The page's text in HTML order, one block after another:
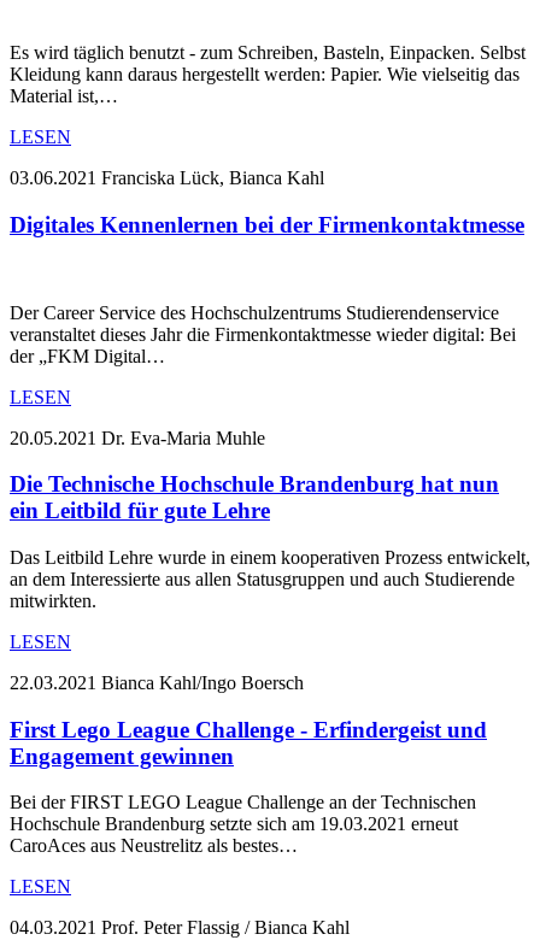
Es wird täglich benutzt - zum Schreiben, Basteln, Einpacken. Selbst
Kleidung kann daraus hergestellt werden: Papier. Wie vielseitig das
Material ist,…
LESEN
03.06.2021 Franciska Lück, Bianca Kahl
Digitales Kennenlernen bei der Firmenkontaktmesse
Der Career Service des Hochschulzentrums Studierendenservice
veranstaltet dieses Jahr die Firmenkontaktmesse wieder digital: Bei
der „FKM Digital…
LESEN
20.05.2021 Dr. Eva-Maria Muhle
Die Technische Hochschule Brandenburg hat nun
ein Leitbild für gute Lehre
Das Leitbild Lehre wurde in einem kooperativen Prozess entwickelt,
an dem Interessierte aus allen Statusgruppen und auch Studierende
mitwirkten.
LESEN
22.03.2021 Bianca Kahl/Ingo Boersch
First Lego League Challenge - Erfindergeist und
Engagement gewinnen
Bei der FIRST LEGO League Challenge an der Technischen
Hochschule Brandenburg setzte sich am 19.03.2021 erneut
CaroAces aus Neustrelitz als bestes…
LESEN
04.03.2021 Prof. Peter Flassig / Bianca Kahl